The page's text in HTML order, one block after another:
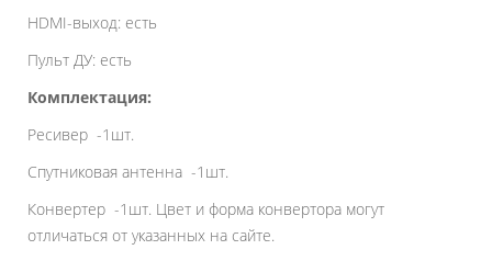
HDMI-выход: есть
Пульт ДУ: есть
Комплектация:
Ресивер -1шт.
Спутниковая антенна -1шт.
Конвертер -1шт. Цвет и форма конвертора могут
отличаться от указанных на сайте.